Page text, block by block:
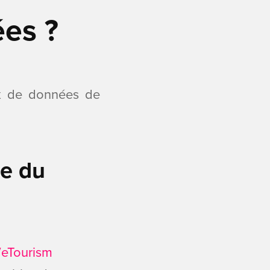
?
de données de
du